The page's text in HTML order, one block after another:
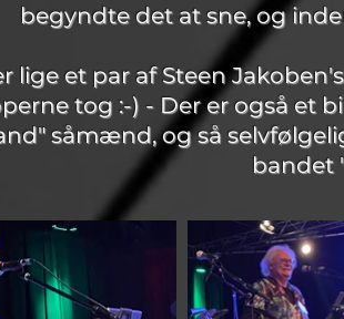
begyndte det at sne, og
lige et par af Steen
tog :-) - Der er også et
såmænd, og så
bandet